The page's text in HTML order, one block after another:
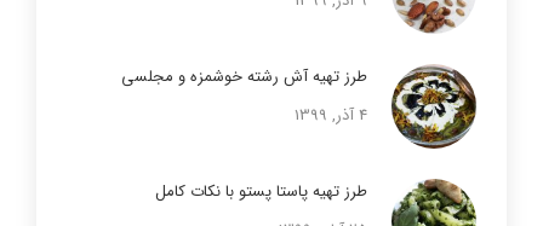
طرز تهیه آش رشته خوشمزه و مجلسی
4 آذر, 1399
طرز تهیه پاستا پستو با نکات کامل